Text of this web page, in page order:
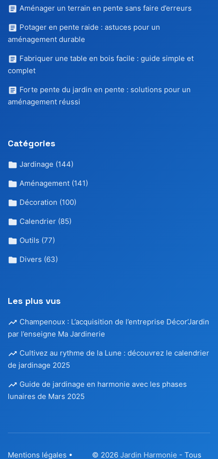
Aménager un terrain en pente sans faire d’erreurs
Potager en pente raide : astuces pour un
aménagement durable
Fabriquer une table en bois facile : guide simple et
complet
Forte pente du jardin en pente : solutions pour un
aménagement réussi
Catégories
Jardinage (144)
Aménagement (141)
Décoration (100)
Calendrier (85)
Outils (77)
Divers (63)
Les plus vus
Champenoux : L’acquisition de l’entreprise Décor’Jardin
par l’enseigne Ma Jardinerie
Cultivez au rythme de la Lune : découvrez le calendrier
de jardinage 2025
Guide de jardinage en harmonie avec les phases
lunaires de Mars 2025
Mentions légales • © 2026Jardin Harmonie - Tous